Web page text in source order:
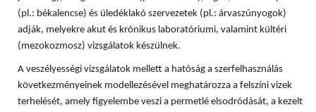
(pl.: békalencse) és üledéklakó szervezetek (pl.: árvaszúnyogok)
adják, melyekre akut és krónikus laboratóriumi, valamint kültéri
(mezokozmosz) vizsgálatok készülnek.
A veszélyességi vizsgálatok mellett a hatóság a szerfelhasználás
következményeinek modellezésével meghatározza a felszíni vizek
terhelését, amely figyelembe veszi a permetlé elsodródását, a kezelt